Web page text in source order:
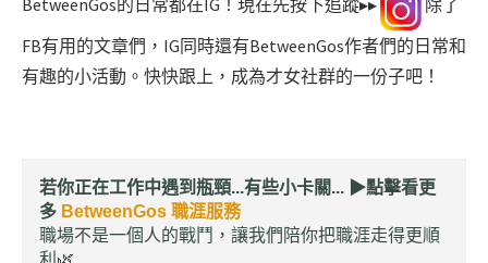
FB有用的文章們，IG同時還有BetweenGos作者們的日常和
有趣的小活動。快快跟上，成為才女社群的一份子吧！
若你正在工作中遇到瓶頸...有些小卡關... ▶︎點擊看更
多 BetweenGos 職涯服務
職場不是一個人的戰鬥，讓我們陪你把職涯走得更順
利🌿